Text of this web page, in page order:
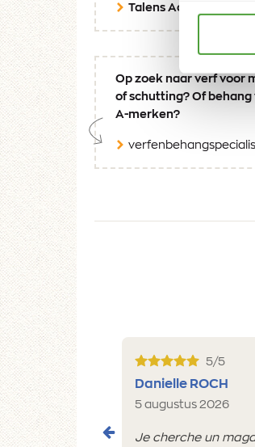
Talens Accessoires
Op zoek naar verf voor
of schutting? Of behang
A-merken?
5/5
Danielle ROCH
5 augustus 2026
Je cherche un